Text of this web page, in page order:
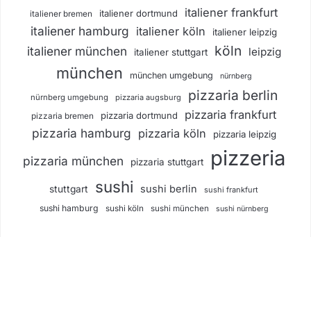
italiener bremen italiener dortmund italiener frankfurt
italiener hamburg italiener köln italiener leipzig
italiener münchen italiener stuttgart köln leipzig
münchen münchen umgebung nürnberg
nürnberg umgebung pizzaria augsburg pizzaria berlin
pizzaria bremen pizzaria dortmund pizzaria frankfurt
pizzaria hamburg pizzaria köln pizzaria leipzig
pizzaria münchen pizzaria stuttgart pizzeria
stuttgart sushi sushi berlin sushi frankfurt
sushi hamburg sushi köln sushi münchen sushi nürnberg